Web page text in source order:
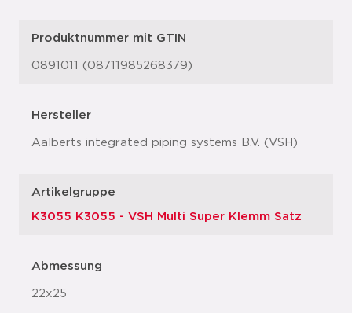
Produktnummer mit GTIN
0891011 (08711985268379)
Hersteller
Aalberts integrated piping systems B.V. (VSH)
Artikelgruppe
K3055 K3055 - VSH Multi Super Klemm Satz
Abmessung
22x25